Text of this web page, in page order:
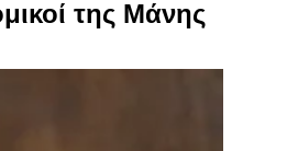
της Μάνης